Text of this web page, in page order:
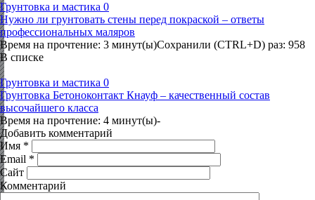
Грунтовка и мастика 0
Нужно ли грунтовать стены перед покраской – ответы
профессиональных маляров
Время на прочтение: 3 минут(ы)Сохранили (CTRL+D) раз: 958
В списке
Грунтовка и мастика 0
Грунтовка Бетоноконтакт Кнауф – качественный состав
высочайшего класса
Время на прочтение: 4 минут(ы)-
Добавить комментарий
Имя *
Email *
Сайт
Комментарий